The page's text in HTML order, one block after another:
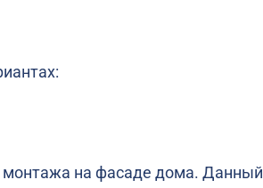
монтажа на фасаде дома.